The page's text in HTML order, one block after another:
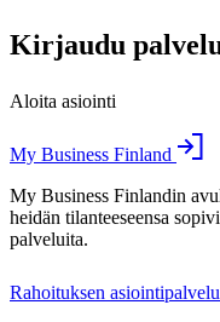
Kirjaudu
Aloita asiointi
My Business Finland
My Business Finlandin
heidän tilanteeseensa
palveluita.
Rahoituksen asiointipalvelu